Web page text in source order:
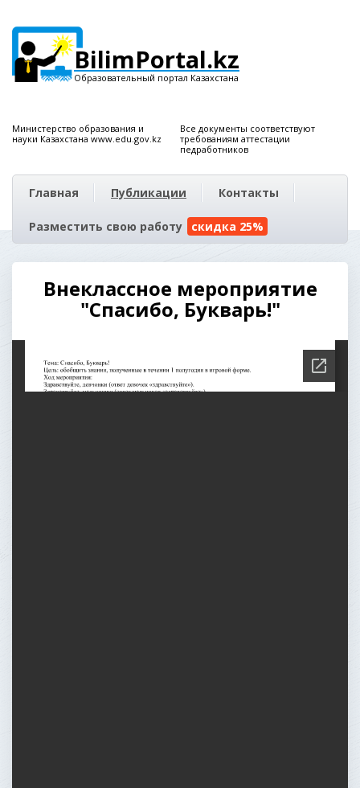
BilimPortal.kz
Образовательный портал Казахстана
Министерство образования и
науки Казахстана www.edu.gov.kz
Все документы соответствуют
требованиям аттестации
педработников
Главная Публикации Контакты
Разместить свою работу скидка 25%
Внеклассное мероприятие
"Спасибо, Букварь!"